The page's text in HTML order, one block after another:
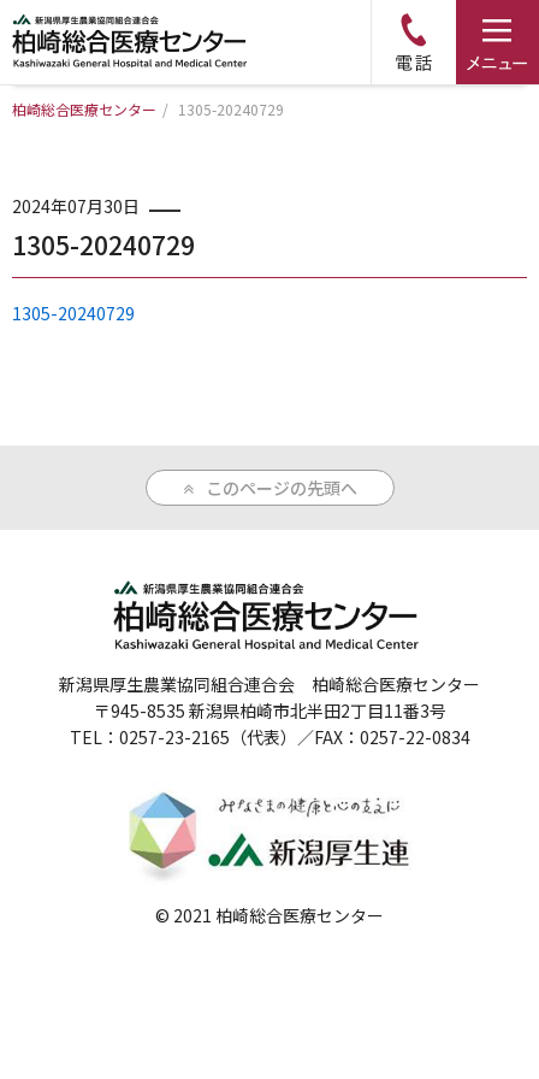
病院について
診療科・部門のご案内
入院のご案内
医療関係者の方へ
病院誌
個人情報保護方針
反社会的勢力に対する基本方針
院内感染対策指針
柏崎総合医療センター / 1305-20240729
2024年07月30日
1305-20240729
1305-20240729
このページの先頭へ
新潟県厚生農業協同組合連合会 柏崎総合医療センター
〒945-8535 新潟県柏崎市北半田2丁目11番3号
TEL：0257-23-2165（代表）／FAX：0257-22-0834
© 2021 柏崎総合医療センター